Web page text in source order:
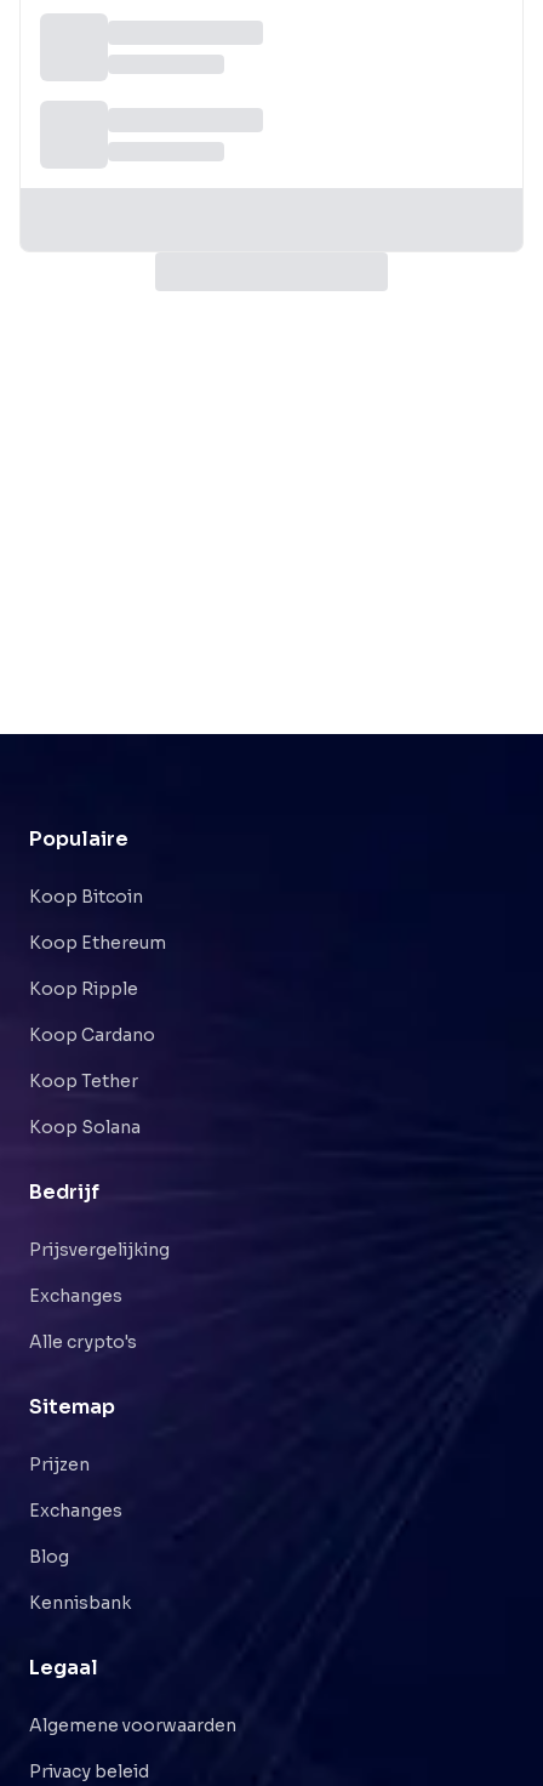
Populaire
Koop Bitcoin
Koop Ethereum
Koop Ripple
Koop Cardano
Koop Tether
Koop Solana
Bedrijf
Prijsvergelijking
Exchanges
Alle crypto's
Sitemap
Prijzen
Exchanges
Blog
Kennisbank
Legaal
Algemene voorwaarden
Privacy beleid